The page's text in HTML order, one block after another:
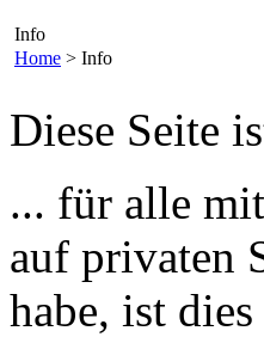
Info
Home > Info
Diese Seite
... für alle
auf privaten
habe, ist